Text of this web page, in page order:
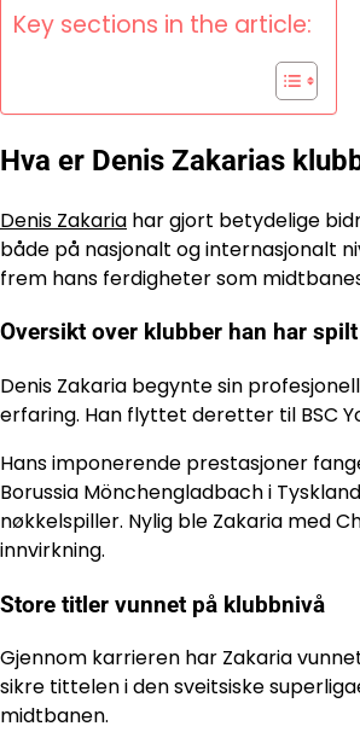
Key sections in the article:
Hva er Denis Zakarias
Denis Zakaria har gjort betydelige
både på nasjonalt og internasjonalt
frem hans ferdigheter som
Oversikt over klubber han har
Denis Zakaria begynte sin
erfaring. Han flyttet deretter til BSC
Hans imponerende prestasjoner
Borussia Mönchengladbach i
nøkkelspiller. Nylig ble Zakaria med
innvirkning.
Store titler vunnet på klubbnivå
Gjennom karrieren har Zakaria
sikre tittelen i den sveitsiske
midtbanen.